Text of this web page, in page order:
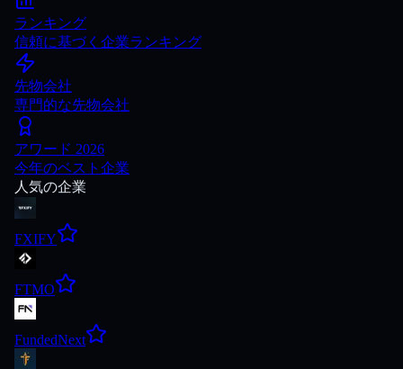
ランキング
信頼に基づく企業ランキング
先物会社
専門的な先物会社
アワード 2026
今年のベスト企業
人気の企業
FXIFY
FTMO
FundedNext